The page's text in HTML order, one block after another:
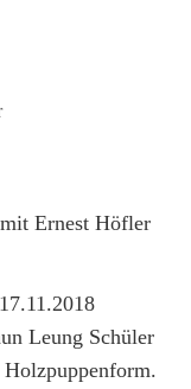
Leung Schüler